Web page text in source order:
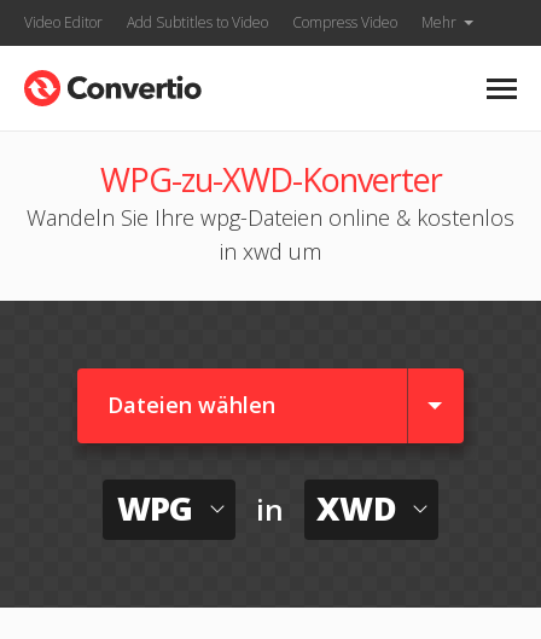
Video Editor Add Subtitles to Video Compress Video Mehr
WPG-zu-XWD-Konverter
Wandeln Sie Ihre wpg-Dateien online & kostenlos
in xwd um
Dateien wählen
WPG in XWD